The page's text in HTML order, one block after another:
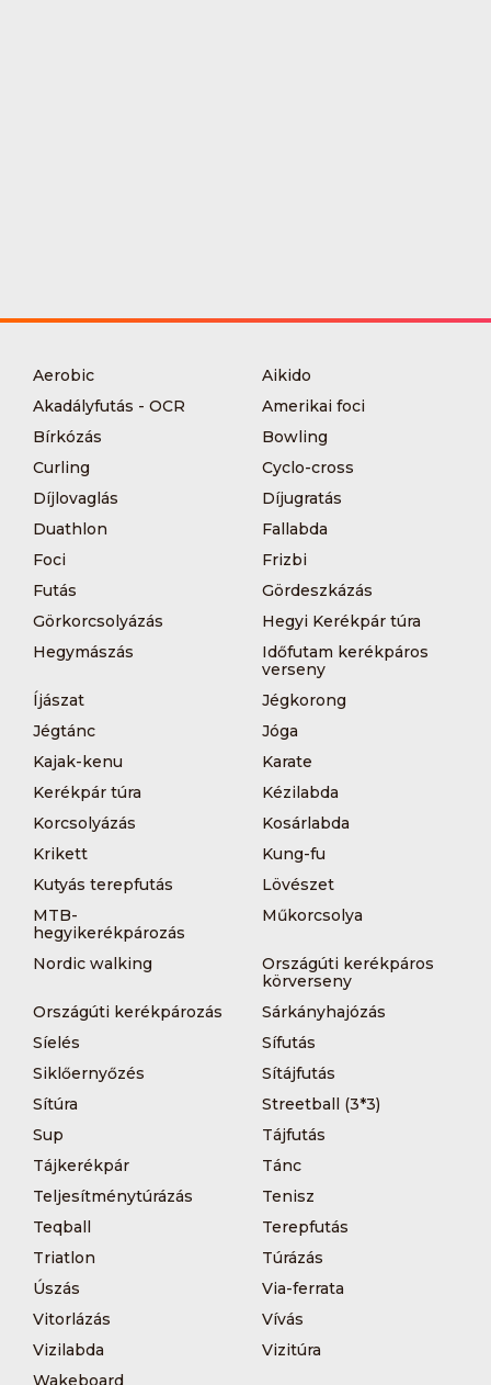
Aerobic
Aikido
Akadályfutás - OCR
Amerikai foci
Bírkózás
Bowling
Curling
Cyclo-cross
Díjlovaglás
Díjugratás
Duathlon
Fallabda
Foci
Frizbi
Futás
Gördeszkázás
Görkorcsolyázás
Hegyi Kerékpár túra
Hegymászás
Időfutam kerékpáros
verseny
Íjászat
Jégkorong
Jégtánc
Jóga
Kajak-kenu
Karate
Kerékpár túra
Kézilabda
Korcsolyázás
Kosárlabda
Krikett
Kung-fu
Kutyás terepfutás
Lövészet
MTB-
hegyikerékpározás
Műkorcsolya
Nordic walking
Országúti kerékpáros
körverseny
Országúti kerékpározás
Sárkányhajózás
Síelés
Sífutás
Siklőernyőzés
Sítájfutás
Sítúra
Streetball (3*3)
Sup
Tájfutás
Tájkerékpár
Tánc
Teljesítménytúrázás
Tenisz
Teqball
Terepfutás
Triatlon
Túrázás
Úszás
Via-ferrata
Vitorlázás
Vívás
Vizilabda
Vizitúra
Wakeboard